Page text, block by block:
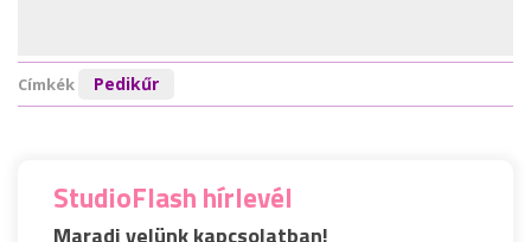
Címkék Pedikűr
StudioFlash hírlevél